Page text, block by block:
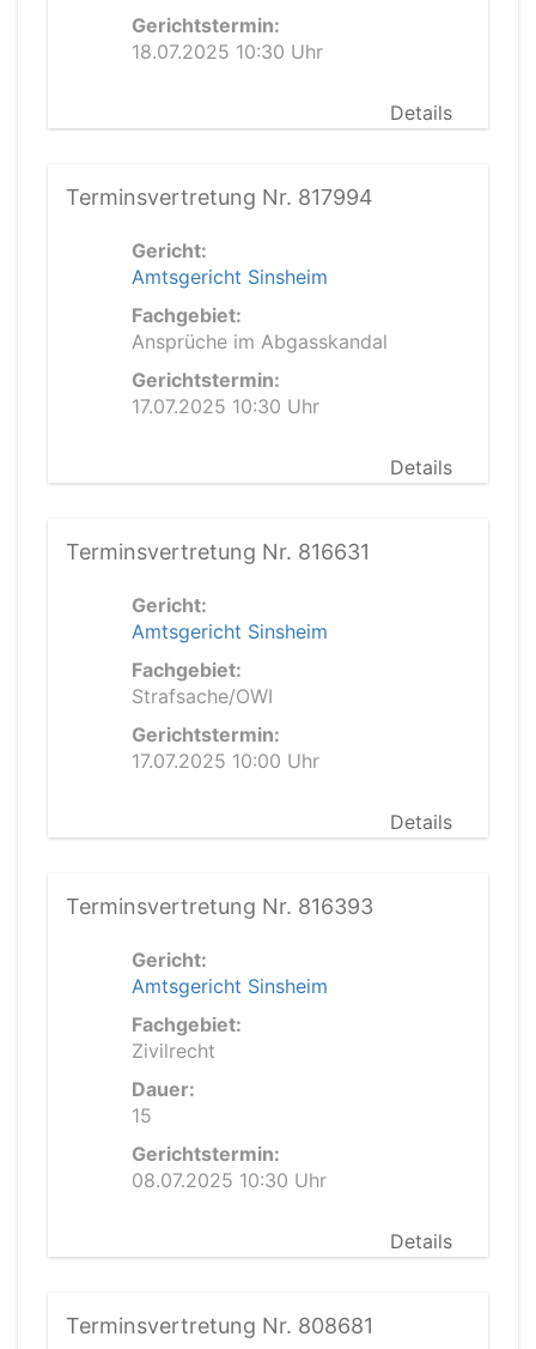
Gerichtstermin:
18.07.2025 10:30 Uhr
Details
Terminsvertretung Nr. 817994
Gericht:
Amtsgericht Sinsheim
Fachgebiet:
Ansprüche im Abgasskandal
Gerichtstermin:
17.07.2025 10:30 Uhr
Details
Terminsvertretung Nr. 816631
Gericht:
Amtsgericht Sinsheim
Fachgebiet:
Strafsache/OWI
Gerichtstermin:
17.07.2025 10:00 Uhr
Details
Terminsvertretung Nr. 816393
Gericht:
Amtsgericht Sinsheim
Fachgebiet:
Zivilrecht
Dauer:
15
Gerichtstermin:
08.07.2025 10:30 Uhr
Details
Terminsvertretung Nr. 808681